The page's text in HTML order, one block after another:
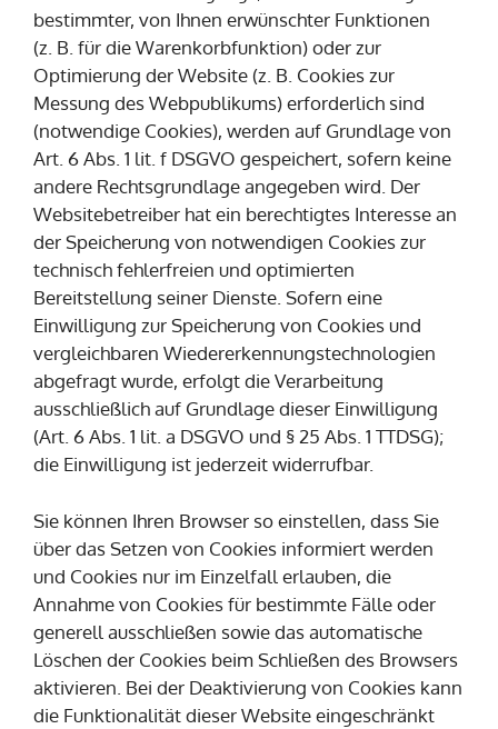
bestimmter, von Ihnen erwünschter Funktionen
(z. B. für die Warenkorbfunktion) oder zur
Optimierung der Website (z. B. Cookies zur
Messung des Webpublikums) erforderlich sind
(notwendige Cookies), werden auf Grundlage von
Art. 6 Abs. 1 lit. f DSGVO gespeichert, sofern keine
andere Rechtsgrundlage angegeben wird. Der
Websitebetreiber hat ein berechtigtes Interesse an
der Speicherung von notwendigen Cookies zur
technisch fehlerfreien und optimierten
Bereitstellung seiner Dienste. Sofern eine
Einwilligung zur Speicherung von Cookies und
vergleichbaren Wiedererkennungstechnologien
abgefragt wurde, erfolgt die Verarbeitung
ausschließlich auf Grundlage dieser Einwilligung
(Art. 6 Abs. 1 lit. a DSGVO und § 25 Abs. 1 TTDSG);
die Einwilligung ist jederzeit widerrufbar.
Sie können Ihren Browser so einstellen, dass Sie
über das Setzen von Cookies informiert werden
und Cookies nur im Einzelfall erlauben, die
Annahme von Cookies für bestimmte Fälle oder
generell ausschließen sowie das automatische
Löschen der Cookies beim Schließen des Browsers
aktivieren. Bei der Deaktivierung von Cookies kann
die Funktionalität dieser Website eingeschränkt